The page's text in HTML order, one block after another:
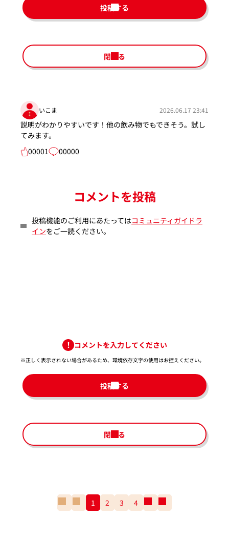
投稿する
閉じる
いこま 2026.06.17 23:41
説明がわかりやすいです！他の飲み物でもできそう。試し
てみます。
00001
00000
コメントを投稿
投稿機能のご利用にあたってはコミュニティガイドラ
インをご一読ください。
コメントを入力してください
※正しく表示されない場合があるため、環境依存文字の使用はお控えください。​
投稿する
閉じる
一
番
前
の
1 2 3 4
次
の
一
番